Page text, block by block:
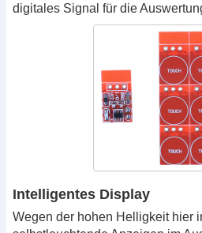
digitales Signal für die
Intelligentes Display
Wegen der hohen Helligkeit hier